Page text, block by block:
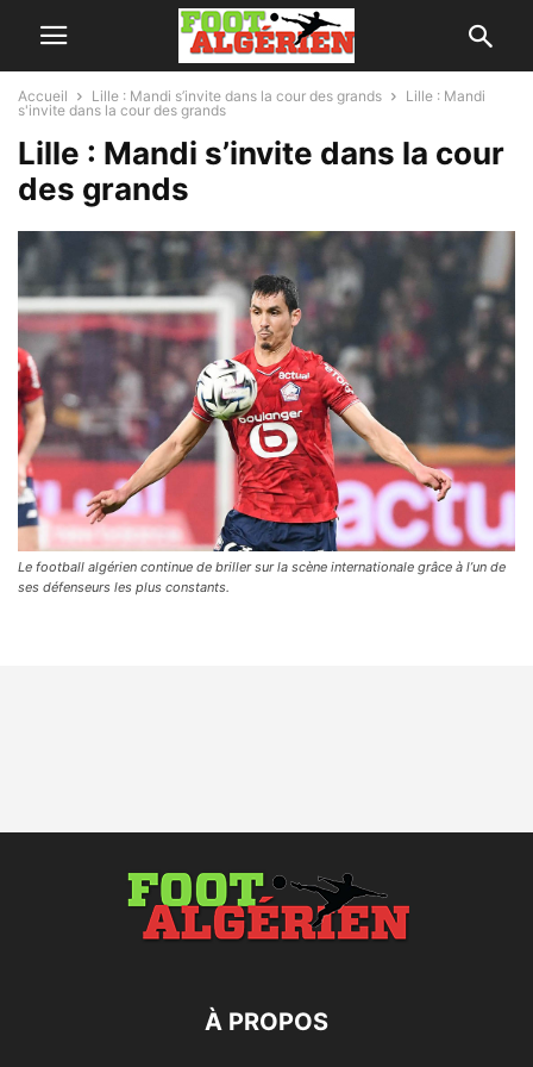
Accueil Lille : Mandi s’invite dans la cour des grands
Lille : Mandi
s'invite dans la cour des grands
Lille : Mandi s’invite dans la cour
des grands
Le football algérien continue de briller sur la scène internationale grâce à l’un de
ses défenseurs les plus constants.
À PROPOS